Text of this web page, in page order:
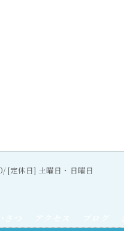
[定休日] 土曜日・日曜日